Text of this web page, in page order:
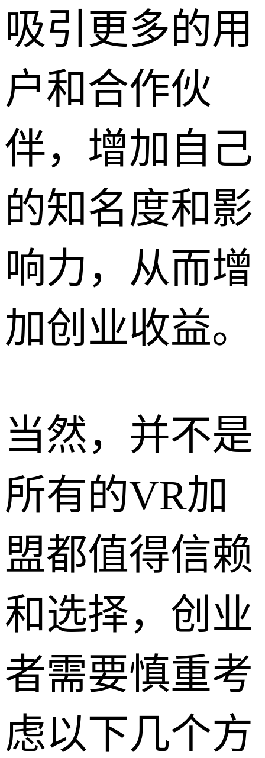
吸引更多的用
户和合作伙
伴，增加自己
的知名度和影
响力，从而增
加创业收益。
当然，并不是
所有的VR加
盟都值得信赖
和选择，创业
者需要慎重考
虑以下几个方